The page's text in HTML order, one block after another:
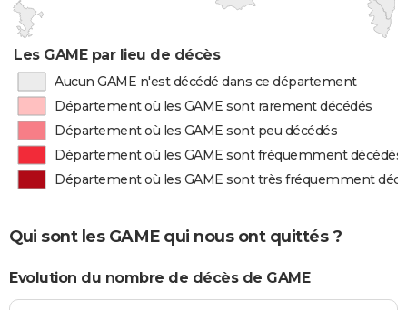
Les GAME par lieu de décès
Aucun GAME n'est décédé dans ce département
Département où les GAME sont rarement décédés
Département où les GAME sont peu décédés
Département où les GAME sont fréquemment décédés
Département où les GAME sont très fréquemment
Qui sont les GAME qui nous ont quittés ?
Evolution du nombre de décès de GAME